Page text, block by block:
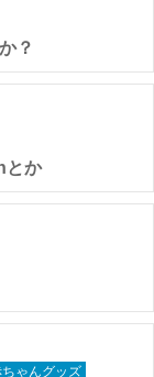
？
とか
ゃんグッズ